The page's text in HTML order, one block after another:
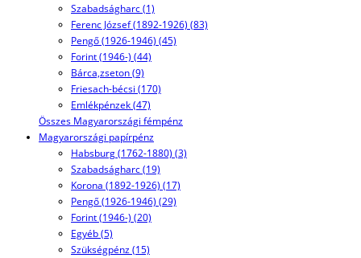
Szabadságharc (1)
Ferenc József (1892-1926) (83)
Pengő (1926-1946) (45)
Forint (1946-) (44)
Bárca,zseton (9)
Friesach-bécsi (170)
Emlékpénzek (47)
Összes Magyarországi fémpénz
Magyarországi papírpénz
Habsburg (1762-1880) (3)
Szabadságharc (19)
Korona (1892-1926) (17)
Pengő (1926-1946) (29)
Forint (1946-) (20)
Egyéb (5)
Szükségpénz (15)